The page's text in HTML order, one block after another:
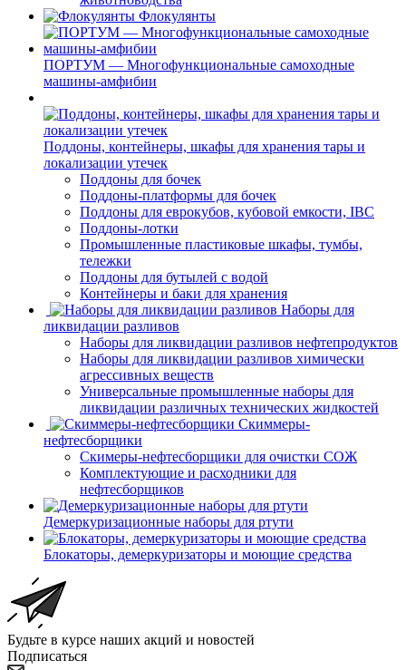
Флокулянты
ПОРТУМ — Многофункциональные самоходные
машины-амфибии
Поддоны, контейнеры, шкафы для хранения тары и
локализации утечек
Поддоны для бочек
Поддоны-платформы для бочек
Поддоны для еврокубов, кубовой емкости, IBC
Поддоны-лотки
Промышленные пластиковые шкафы, тумбы,
тележки
Поддоны для бутылей с водой
Контейнеры и баки для хранения
Наборы для
ликвидации разливов
Наборы для ликвидации разливов нефтепродуктов
Наборы для ликвидации разливов химически
агрессивных веществ
Универсальные промышленные наборы для
ликвидации различных технических жидкостей
Скиммеры-
нефтесборщики
Скимеры-нефтесборщики для очистки СОЖ
Комплектующие и расходники для
нефтесборщиков
Демеркуризационные наборы для ртути
Блокаторы, демеркуризаторы и моющие средства
Будьте в курсе наших акций и новостей
Подписаться